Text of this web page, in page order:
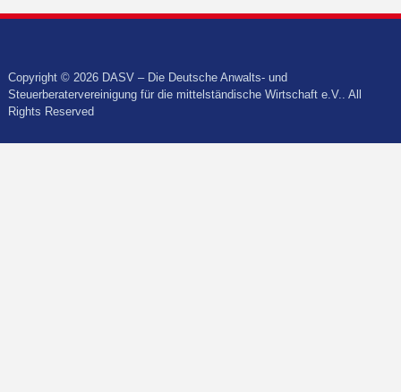
Copyright © 2026 DASV – Die Deutsche Anwalts- und
Steuerberatervereinigung für die mittelständische Wirtschaft e.V.. All
Rights Reserved